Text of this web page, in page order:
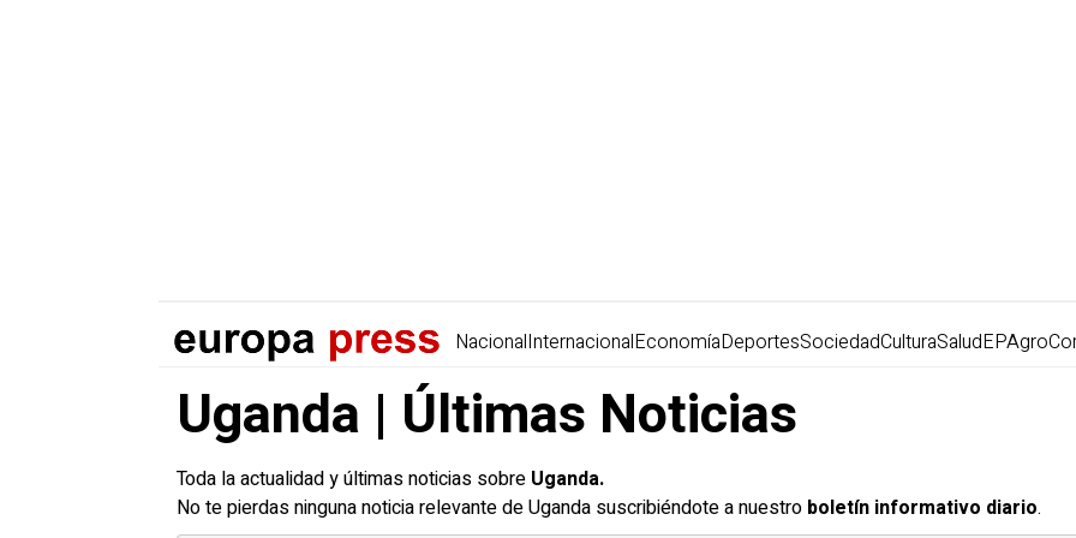
NacionalInternacionalEconomíaDeportesSociedadCulturaSaludEPAgro
Uganda | Últimas Noticias
Toda la actualidad y últimas noticias sobre Uganda.
No te pierdas ninguna noticia relevante de Uganda suscribiéndote a nuestro boletín informativo diario.